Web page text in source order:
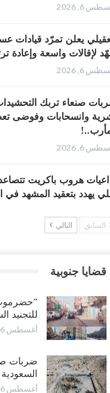
6, 2026
يعلن تمرّد قيادات
لإقالات واسعة وإعادة
6, 2026
صنعاء تربك
وانسحابات وفوضى
6, 2026
هروب باكريت
يهدد بتعقيد المشهد في
6, 2026
الانتقالي يرفع
للسعودية بشأن النفط..!
6, 2026
عرب جورنال:
سلطة الرئاسي
السابق التالي
قضايا جنوبية
للتجنيد
أغسطس 6, 2026
ضربات
أغسطس 6, 2026